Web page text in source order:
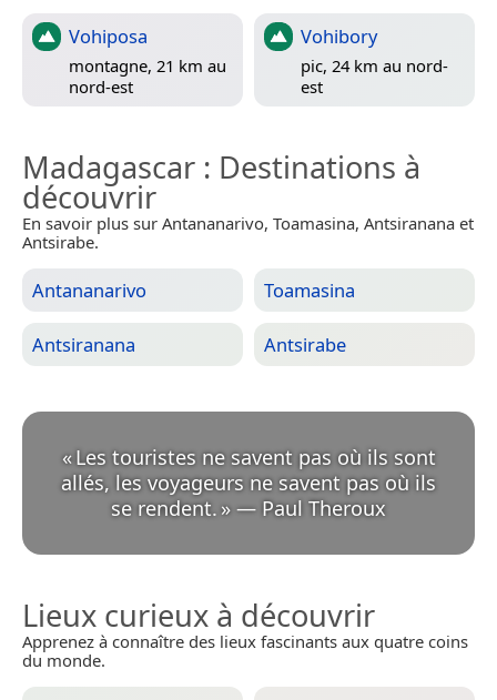
Vohiposa
montagne, 21 km au
nord-est
Vohibory
pic, 24 km au nord-
est
Madagascar : Destinations à
découvrir
En savoir plus sur Antananarivo, Toamasina, Antsiranana et
Antsirabe.
Antananarivo Toamasina
Antsiranana Antsirabe
«Les touristes ne savent pas où ils sont
allés, les voyageurs ne savent pas où ils
se rendent. » — Paul Theroux
Lieux curieux à découvrir
Apprenez à connaître des lieux fascinants aux quatre coins
du monde.